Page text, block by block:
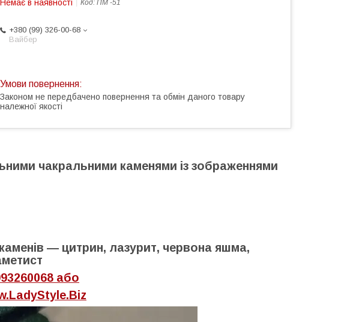
Немає в наявності Код: ПМ -51
+380 (99) 326-00-68
Вайбер
Законом не передбачено повернення та обмін даного товару
належної якості
чакральними каменями із зображеннями
— цитрин, лазурит, червона яшма,
або